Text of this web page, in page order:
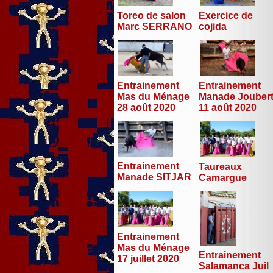
Toreo de salon
Marc SERRANO
Exercice de
cojida
Entrainement
Mas du Ménage
28 août 2020
Entrainement
Manade Joubert
11 août 2020
Entrainement
Manade SITJAR
Taureaux
Camargue
Entrainement
Mas du Ménage
17 juillet 2020
Entrainement
Salamanca Juil